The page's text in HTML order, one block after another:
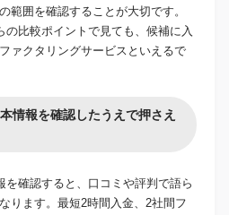
範囲を確認することが大切です。
の比較ポイントで見ても、候補に入
ァクタリングサービスといえるで
情報を確認したうえで押さえ
を確認すると、口コミや評判で語ら
ります。最短2時間入金、2社間フ